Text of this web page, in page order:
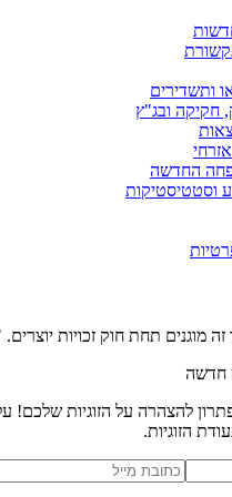
ותשדירים
חקיקה ובג"ץ
החדשה
וסטטיסטיקות
מוגנים תחת חוק זכויות
חדשה
להצהרה על הזוגיות שלכם!
הזוגיות.